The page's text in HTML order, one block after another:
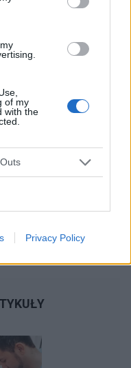
of my
with the
Privacy Policy